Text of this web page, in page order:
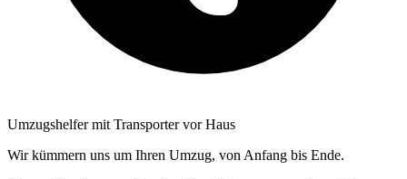
Umzugshelfer mit Transporter vor Haus
Wir kümmern uns um Ihren Umzug, von Anfang bis Ende.